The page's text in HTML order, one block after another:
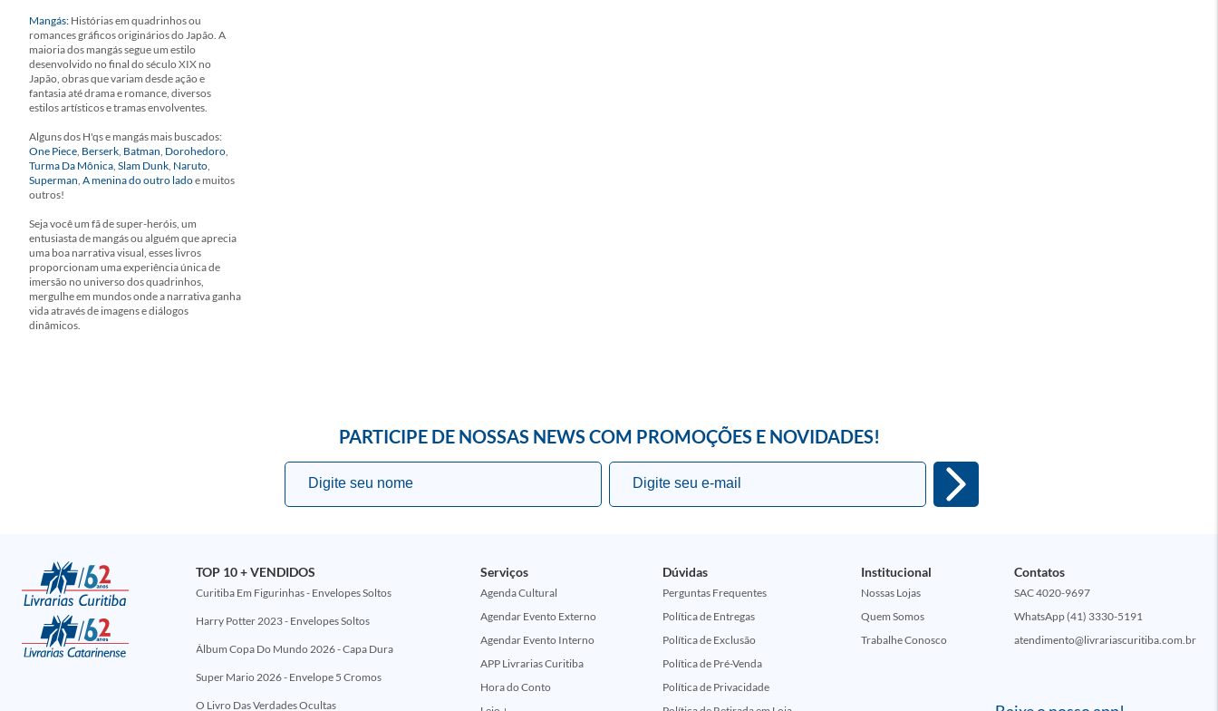
Mangás: Histórias em quadrinhos ou
romances gráficos originários do Japão. A
maioria dos mangás segue um estilo
desenvolvido no final do século XIX no
Japão, obras que variam desde ação e
fantasia até drama e romance, diversos
estilos artísticos e tramas envolventes.
Alguns dos H'qs e mangás mais buscados:
One Piece, Berserk, Batman, Dorohedoro,
Turma Da Mônica, Slam Dunk, Naruto,
Superman, A menina do outro ladoe muitos
outros!
Seja você um fã de super-heróis, um
entusiasta de mangás ou alguém que aprecia
uma boa narrativa visual, esses livros
proporcionam uma experiência única de
imersão no universo dos quadrinhos,
mergulhe em mundos onde a narrativa ganha
vida através de imagens e diálogos
dinâmicos.
PARTICIPE DE NOSSAS NEWS COM PROMOÇÕES E NOVIDADES!
TOP 10 + VENDIDOS
Curitiba Em Figurinhas - Envelopes Soltos
Harry Potter 2023 - Envelopes Soltos
Álbum Copa Do Mundo 2026 - Capa Dura
Super Mario 2026 - Envelope 5 Cromos
O Livro Das Verdades Ocultas
Serviços
Agenda Cultural
Agendar Evento Externo
Agendar Evento Interno
APP Livrarias Curitiba
Hora do Conto
Dúvidas
Perguntas Frequentes
Política de Entregas
Política de Exclusão
Política de Pré-Venda
Política de Privacidade
Institucional
Nossas Lojas
Quem Somos
Trabalhe Conosco
Contatos
SAC 4020-9697
WhatsApp (41) 3330-5191
atendimento@livrariascuritiba.com.br